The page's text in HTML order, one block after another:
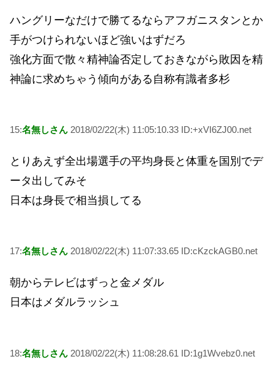
ハングリーなだけで勝てるならアフガニスタンとか
手がつけられないほど強いはずだろ
強化方面で散々精神論否定しておきながら敗因を精
神論に求めちゃう傾向がある自称有識者多杉
15:名無しさん 2018/02/22(木) 11:05:10.33 ID:+xVI6ZJ00.net
とりあえず全出場選手の平均身長と体重を国別でデ
ータ出してみそ
日本は身長で相当損してる
17:名無しさん 2018/02/22(木) 11:07:33.65 ID:cKzckAGB0.net
朝からテレビはずっと金メダル
日本はメダルラッシュ
18:名無しさん 2018/02/22(木) 11:08:28.61 ID:1g1Wvebz0.net